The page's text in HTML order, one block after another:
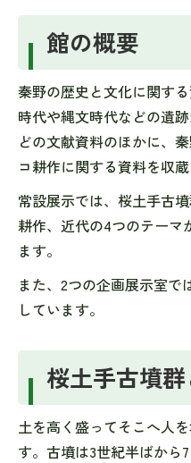
館の概要
秦野の歴史と文化に関す
時代や縄文時代などの遺
どの文献資料のほかに、
コ耕作に関する資料を収
常設展示では、桜土手古
耕作、近代の4つのテーマ
ます。
また、2つの企画展示室
しています。
桜土手古墳
土を高く盛ってそこへ人
す。古墳は3世紀半ばから